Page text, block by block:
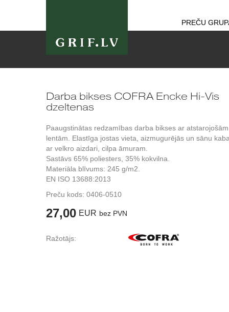
PREČU
Darba bikses COFRA Encke Hi-Vis
dzeltenas
Paaugstinātas redzamības darba bikses ar atstarojošām
lentām. Elastīga jostas vieta, aizmugurējās un sānu
ar velkro aizdari, cilpa āmuram.
Sastāvs 65% poliesters, 35% kokvilna.
Materiāla blīvums: 245 g/m2.
EN ISO 13688:2013
Preču kods: 0406-0510
27,00 EUR bez PVN
Ražotājs: